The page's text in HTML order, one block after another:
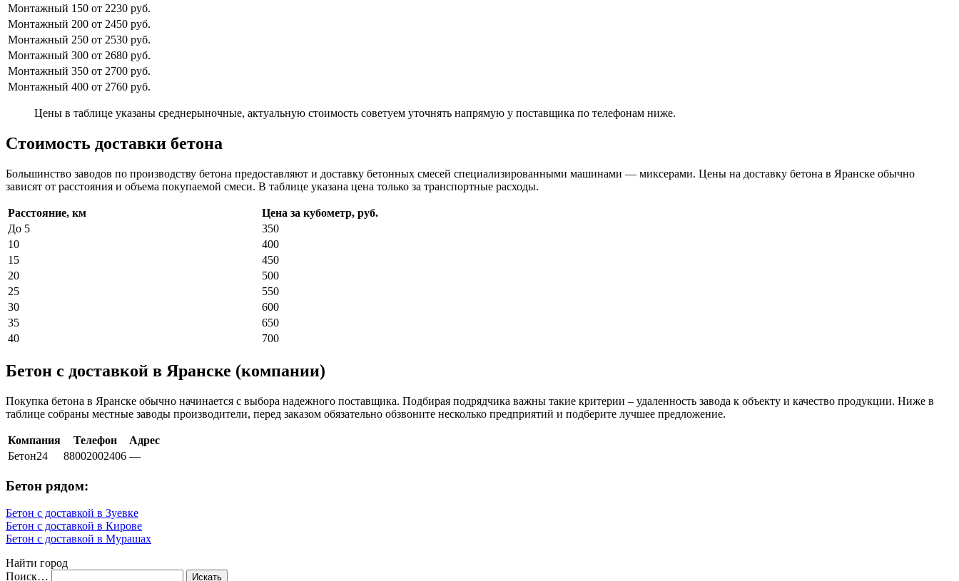
Монтажный 150 от 2230 руб.
Монтажный 200 от 2450 руб.
Монтажный 250 от 2530 руб.
Монтажный 300 от 2680 руб.
Монтажный 350 от 2700 руб.
Монтажный 400 от 2760 руб.
Цены в таблице указаны среднерыночные, актуальную стоимость советуем уточнять напрямую у поставщика по телефонам ниже.
Стоимость доставки бетона
Большинство заводов по производству бетона предоставляют и доставку бетонных смесей специализированными машинами — миксерами. Цены на доставку бетона в Яранске обычно
зависят от расстояния и объема покупаемой смеси. В таблице указана цена только за транспортные расходы.
Расстояние, км
Цена за кубометр, руб.
До 5
350
10
400
15
450
20
500
25
550
30
600
35
650
40
700
Бетон с доставкой в Яранске (компании)
Покупка бетона в Яранске обычно начинается с выбора надежного поставщика. Подбирая подрядчика важны такие критерии – удаленность завода к объекту и качество продукции. Ниже в
таблице собраны местные заводы производители, перед заказом обязательно обзвоните несколько предприятий и подберите лучшее предложение.
Компания Телефон
Адрес
Бетон24
88002002406 —
Бетон рядом:
Бетон с доставкой в Зуевке
Бетон с доставкой в Кирове
Бетон с доставкой в Мурашах
Найти город
Поиск…